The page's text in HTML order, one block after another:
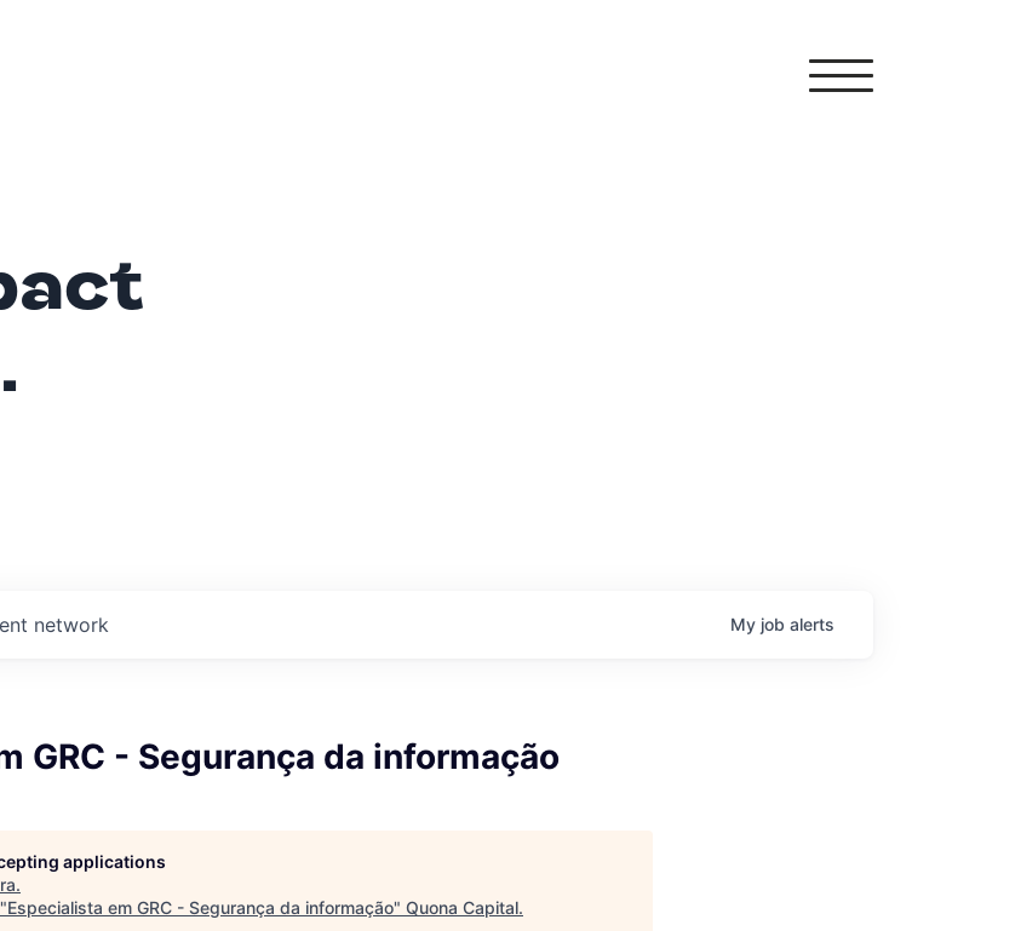
network My job alerts
GRC - Segurança da informação
applications
.
Especialista em GRC - Segurança da informação" Quona Capital.